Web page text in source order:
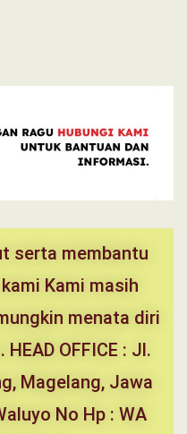
serta membantu
Kami masih
menata diri
OFFICE : Jl.
Magelang, Jawa
No Hp : WA